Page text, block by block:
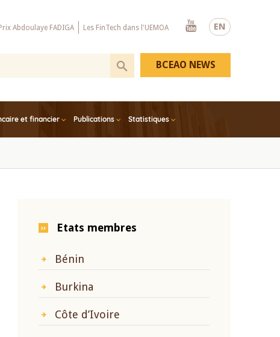
EN
Prix Abdoulaye FADIGA Les FinTech dans l'UEMOA
Youtube
et financier Publications Statistiques
BCEAO NEWS
Etats membres
Bénin
Burkina
Côte d’Ivoire